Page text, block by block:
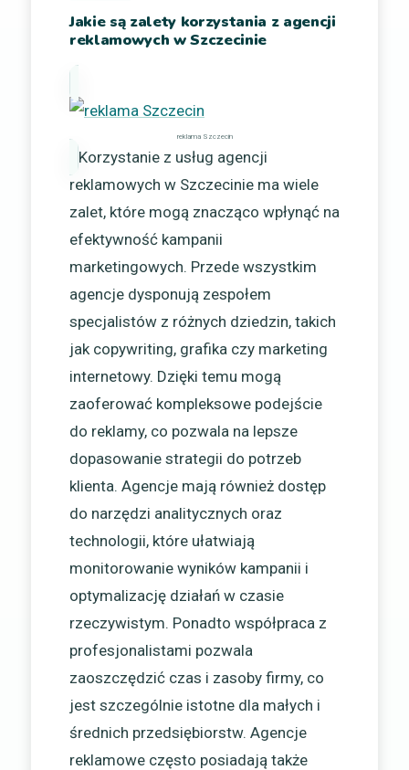
Jakie są zalety korzystania z agencji
reklamowych w Szczecinie
reklama Szczecin
Korzystanie z usług agencji
reklamowych w Szczecinie ma wiele
zalet, które mogą znacząco wpłynąć na
efektywność kampanii
marketingowych. Przede wszystkim
agencje dysponują zespołem
specjalistów z różnych dziedzin, takich
jak copywriting, grafika czy marketing
internetowy. Dzięki temu mogą
zaoferować kompleksowe podejście
do reklamy, co pozwala na lepsze
dopasowanie strategii do potrzeb
klienta. Agencje mają również dostęp
do narzędzi analitycznych oraz
technologii, które ułatwiają
monitorowanie wyników kampanii i
optymalizację działań w czasie
rzeczywistym. Ponadto współpraca z
profesjonalistami pozwala
zaoszczędzić czas i zasoby firmy, co
jest szczególnie istotne dla małych i
średnich przedsiębiorstw. Agencje
reklamowe często posiadają także